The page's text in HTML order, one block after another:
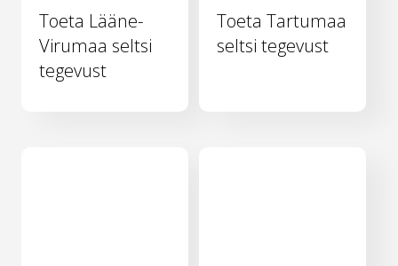
Toeta Lääne-
Virumaa seltsi
tegevust
Toeta Tartumaa
seltsi tegevust